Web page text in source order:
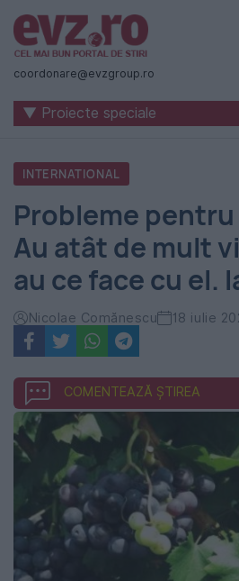
Știri
naționale
internaționale
România
-
Evenimentul
Zilei
coordonare@evzgroup.ro
▼ Proiecte speciale
INTERNATIONAL
Probleme
Au atât de mult
au ce face cu el.
Nicolae Comănescu 18 iulie
COMENTEAZĂ ȘTIREA